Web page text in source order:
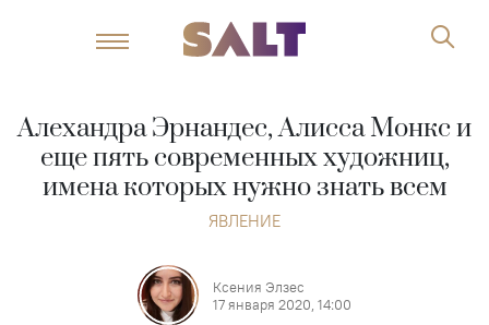
Алехандра Эрнандес, Алисса Монкс и
еще пять современных художниц,
имена которых нужно знать всем
ЯВЛЕНИЕ
Ксения Элзес
17 января 2020, 14:00